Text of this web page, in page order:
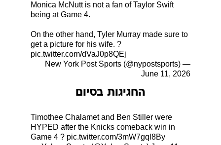
Monica McNutt is not a fan of Taylor Swift
being at Game 4.
On the other hand, Tyler Murray made sure to
get a picture for his wife. ?
pic.twitter.com/dVaJ0p8QEj
— New York Post Sports (@nypostsports)
June 11, 2026
החגיגות בסיום
Timothee Chalamet and Ben Stiller were
HYPED after the Knicks comeback win in
Game 4 ? pic.twitter.com/3mW7gql8By